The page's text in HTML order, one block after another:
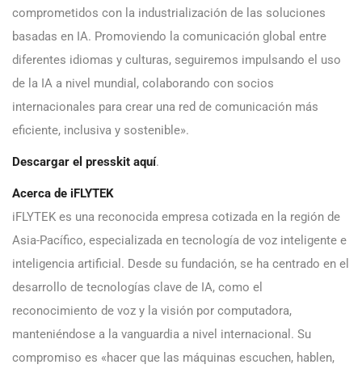
comprometidos con la industrialización de las soluciones
basadas en IA. Promoviendo la comunicación global entre
diferentes idiomas y culturas, seguiremos impulsando el uso
de la IA a nivel mundial, colaborando con socios
internacionales para crear una red de comunicación más
eficiente, inclusiva y sostenible».
Descargar el presskit aquí.
Acerca de iFLYTEK
iFLYTEK es una reconocida empresa cotizada en la región de
Asia-Pacífico, especializada en tecnología de voz inteligente e
inteligencia artificial. Desde su fundación, se ha centrado en el
desarrollo de tecnologías clave de IA, como el
reconocimiento de voz y la visión por computadora,
manteniéndose a la vanguardia a nivel internacional. Su
compromiso es «hacer que las máquinas escuchen, hablen,